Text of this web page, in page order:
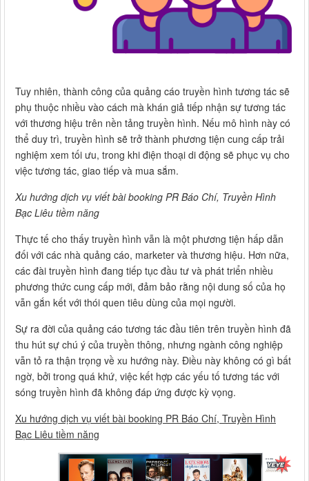
Tuy nhiên, thành công của quảng cáo truyền hình tương tác sẽ
phụ thuộc nhiều vào cách mà khán giả tiếp nhận sự tương tác
với thương hiệu trên nền tảng truyền hình. Nếu mô hình này có
thể duy trì, truyền hình sẽ trở thành phương tiện cung cấp trải
nghiệm xem tối ưu, trong khi điện thoại di động sẽ phục vụ cho
việc tương tác, giao tiếp và mua sắm.
Xu hướng dịch vụ viết bài booking PR Báo Chí, Truyền Hình
Bạc Liêu tiềm năng
Thực tế cho thấy truyền hình vẫn là một phương tiện hấp dẫn
đối với các nhà quảng cáo, marketer và thương hiệu. Hơn nữa,
các đài truyền hình đang tiếp tục đầu tư và phát triển nhiều
phương thức cung cấp mới, đảm bảo rằng nội dung số của họ
vẫn gắn kết với thói quen tiêu dùng của mọi người.
Sự ra đời của quảng cáo tương tác đầu tiên trên truyền hình đã
thu hút sự chú ý của truyền thông, nhưng ngành công nghiệp
vẫn tỏ ra thận trọng về xu hướng này. Điều này không có gì bất
ngờ, bởi trong quá khứ, việc kết hợp các yếu tố tương tác với
sóng truyền hình đã không đáp ứng được kỳ vọng.
Xu hướng dịch vụ viết bài booking PR Báo Chí, Truyền Hình
Bạc Liêu tiềm năng